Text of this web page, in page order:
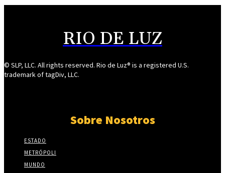
RIO DE LUZ
© SLP, LLC. All rights reserved. Rio de Luz® is a registered U.S.
trademark of tagDiv, LLC.
Sobre Nosotros
ESTADO
METRÓPOLI
MUNDO